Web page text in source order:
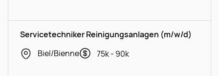
Servicetechniker Reinigungsanlagen (m/w/d)
Biel/Bienne
75k - 90k